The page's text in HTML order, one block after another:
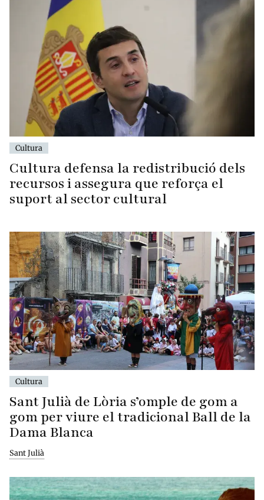
Cultura
Cultura defensa la redistribució dels
recursos i assegura que reforça el
suport al sector cultural
Cultura
Sant Julià de Lòria s’omple de gom a
gom per viure el tradicional Ball de la
Dama Blanca
Sant Julià